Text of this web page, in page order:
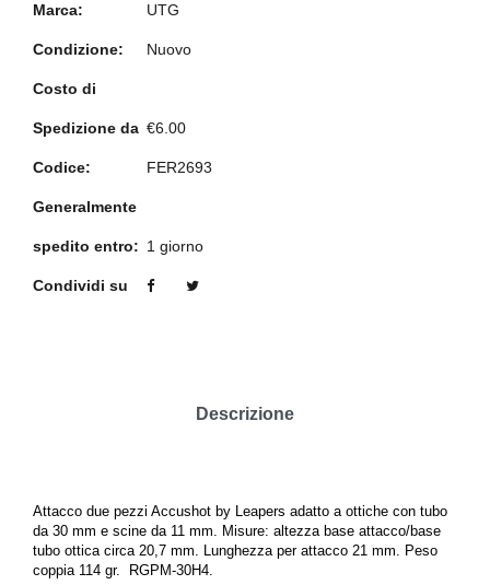
Marca: UTG
Condizione: Nuovo
Costo di
Spedizione da €6.00
Codice: FER2693
Generalmente
spedito entro: 1 giorno
Condividi su
Descrizione
Attacco due pezzi Accushot by Leapers adatto a ottiche con tubo
da 30 mm e scine da 11 mm. Misure: altezza base attacco/base
tubo ottica circa 20,7 mm. Lunghezza per attacco 21 mm. Peso
coppia 114 gr. RGPM-30H4.